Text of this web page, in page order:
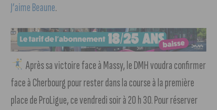
J’aime Beaune.
Après sa victoire face à Massy, le DMH voudra confirmer
face à Cherbourg pour rester dans la course à la première
place de ProLigue, ce vendredi soir à 20 h 30. Pour réserver